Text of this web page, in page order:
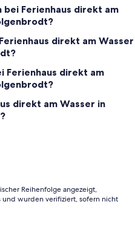
Ferienhaus direkt am
direkt am Wasser
Ferienhaus direkt am
direkt am Wasser in
Reihenfolge angezeigt,
wurden verifiziert, sofern nicht